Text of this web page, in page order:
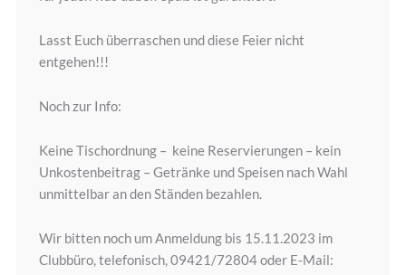
Lasst Euch überraschen und diese Feier nicht
entgehen!!!
Noch zur Info:
Keine Tischordnung – keine Reservierungen – kein
Unkostenbeitrag – Getränke und Speisen nach Wahl
unmittelbar an den Ständen bezahlen.
Wir bitten noch um Anmeldung bis 15.11.2023 im
Clubbüro, telefonisch, 09421/72804 oder E-Mail: